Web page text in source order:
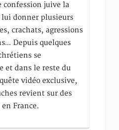
confession juive la
lui donner plusieurs
crachats, agressions
Depuis quelques
se
et dans le reste du
vidéo exclusive,
revient sur des
France.